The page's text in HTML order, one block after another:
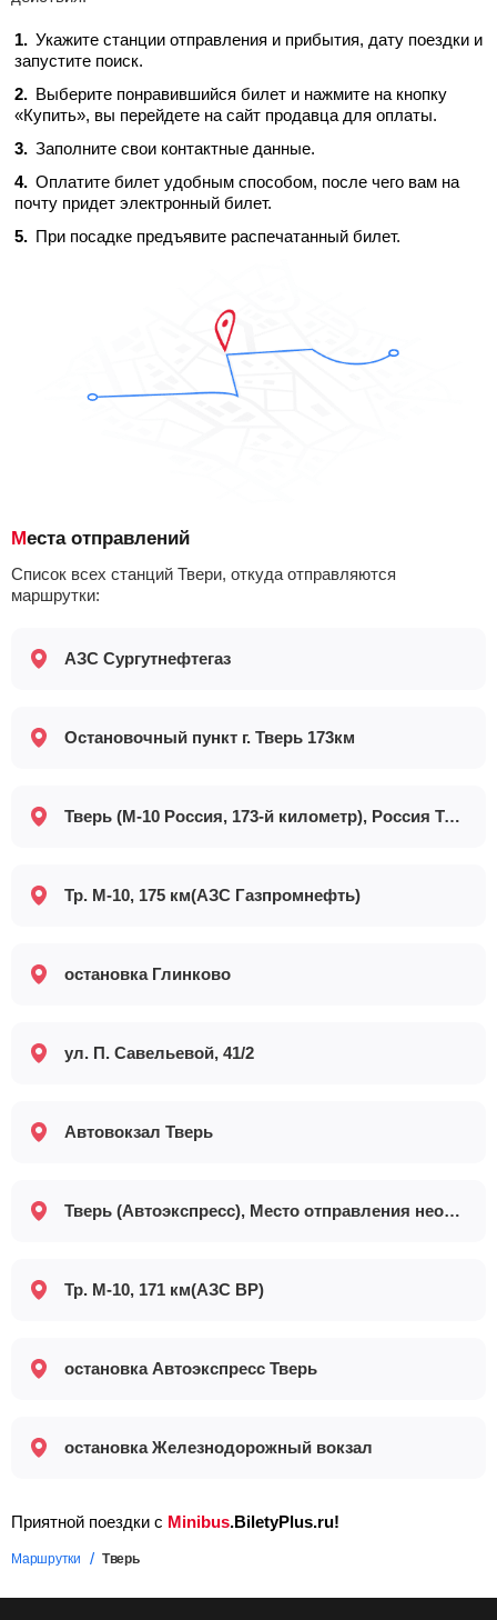
Укажите станции отправления и прибытия, дату поездки и
запустите поиск.
Выберите понравившийся билет и нажмите на кнопку
«Купить», вы перейдете на сайт продавца для оплаты.
Заполните свои контактные данные.
Оплатите билет удобным способом, после чего вам на
почту придет электронный билет.
При посадке предъявите распечатанный билет.
Места отправлений
Список всех станций Твери, откуда отправляются
маршрутки:
АЗС Сургутнефтегаз
Автовокзал Тверь
Остановочный пункт г. Тверь 173км
Тверь (Автоэкспресс), Место отправления необходимо уточнять в кассах "Автоэкспресс"
Тверь (М-10 Россия, 173-й километр), Россия Тверская область Тверь М-10 Россия, 173-й километр
Тр. М-10, 171 км(АЗС ВР)
Тр. М-10, 175 км(АЗС Газпромнефть)
остановка Автоэкспресс Тверь
остановка Глинково
остановка Железнодорожный вокзал
ул. П. Савельевой, 41/2
Приятной поездки с Minibus.BiletyPlus.ru!
Маршрутки Тверь